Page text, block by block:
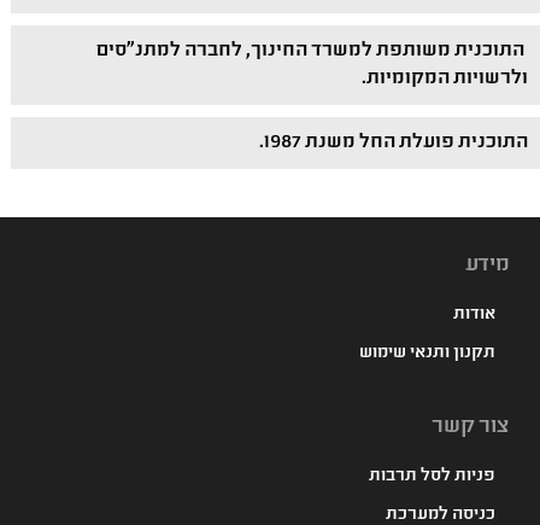
התוכנית משותפת למשרד החינוך, לחברה למתנ"סים
ולרשויות המקומיות.
התוכנית פועלת החל משנת 1987.
מידע
אודות
תקנון ותנאי שימוש
צור קשר
פניות לסל תרבות
כניסה למערכת